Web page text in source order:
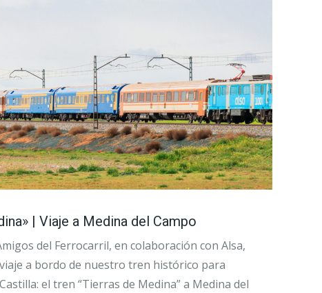
| Viaje a Medina del Campo
del Ferrocarril, en colaboración con Alsa,
a bordo de nuestro tren histórico para
el tren “Tierras de Medina” a Medina del